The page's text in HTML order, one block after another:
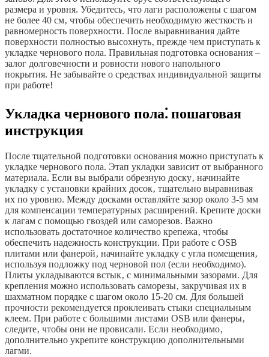
размера и уровня. Убедитесь‚ что лаги расположены с шагом
не более 40 см‚ чтобы обеспечить необходимую жесткость и
равномерность поверхности. После выравнивания дайте
поверхности полностью высохнуть‚ прежде чем приступать к
укладке чернового пола. Правильная подготовка основания –
залог долговечности и ровности нового напольного
покрытия. Не забывайте о средствах индивидуальной защиты
при работе!
Укладка чернового пола⁚ пошаговая
инструкция
После тщательной подготовки основания можно приступать к
укладке чернового пола. Этап укладки зависит от выбранного
материала. Если вы выбрали обрезную доску‚ начинайте
укладку с установки крайних досок‚ тщательно выравнивая
их по уровню. Между досками оставляйте зазор около 3-5 мм
для компенсации температурных расширений. Крепите доски
к лагам с помощью гвоздей или саморезов. Важно
использовать достаточное количество крепежа‚ чтобы
обеспечить надежность конструкции. При работе с OSB
плитами или фанерой‚ начинайте укладку с угла помещения‚
используя подложку под черновой пол (если необходимо).
Плиты укладываются встык‚ с минимальными зазорами. Для
крепления можно использовать саморезы‚ закручивая их в
шахматном порядке с шагом около 15-20 см. Для большей
прочности рекомендуется проклеивать стыки специальным
клеем. При работе с большими листами OSB или фанеры‚
следите‚ чтобы они не провисали. Если необходимо‚
дополнительно укрепите конструкцию дополнительными
лагми.